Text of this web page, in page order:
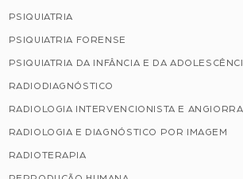
PSIQUIATRIA
PSIQUIATRIA FORENSE
PSIQUIATRIA DA INFÂNCIA E DA
RADIODIAGNÓSTICO
RADIOLOGIA INTERVENCIONISTA E
RADIOLOGIA E DIAGNÓSTICO POR IMAGEM
RADIOTERAPIA